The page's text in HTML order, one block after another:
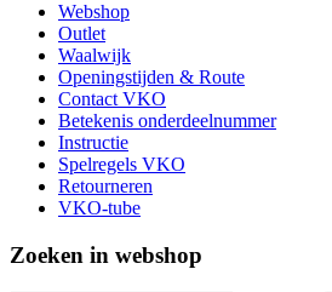
Webshop
Outlet
Waalwijk
Openingstijden & Route
Contact VKO
Betekenis onderdeelnummer
Instructie
Spelregels VKO
Retourneren
VKO-tube
Zoeken in webshop